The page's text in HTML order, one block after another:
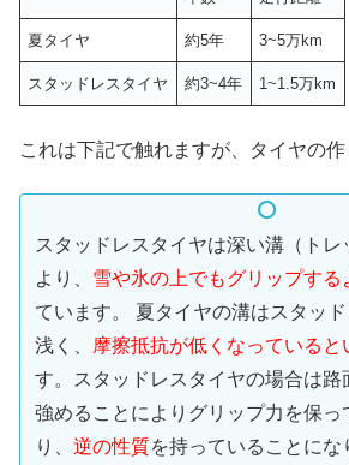
夏タイヤ 約5年 3~5万km
スタッドレスタイヤ 約3~4年 1~1.5万km
これは下記で触れますが、タイヤの作
スタッドレスタイヤは深い溝（トレ
より、 雪や氷の上でもグリップする
ています。 夏タイヤの溝はスタッ
浅く、
摩擦抵抗が低くなっていると
す。スタッドレスタイヤの場合は路
強めることによりグリップ力を保っ
り、 逆の性質を持っていることにな